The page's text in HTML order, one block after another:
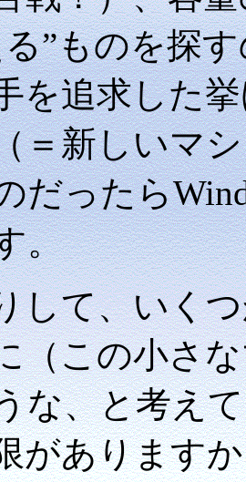
”ものを探
を追求した
＝新しいマ
だったら
。
て、いくつ
（この小さ
な、と考え
があります